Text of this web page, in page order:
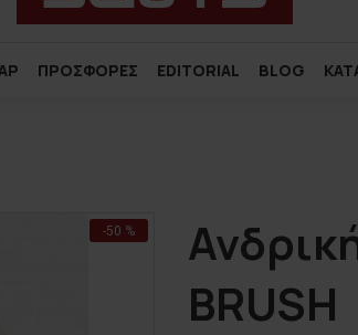
ΠΡΟΣΦΟΡΕΣ EDITORIAL BLOG
-50 %
BRUSH